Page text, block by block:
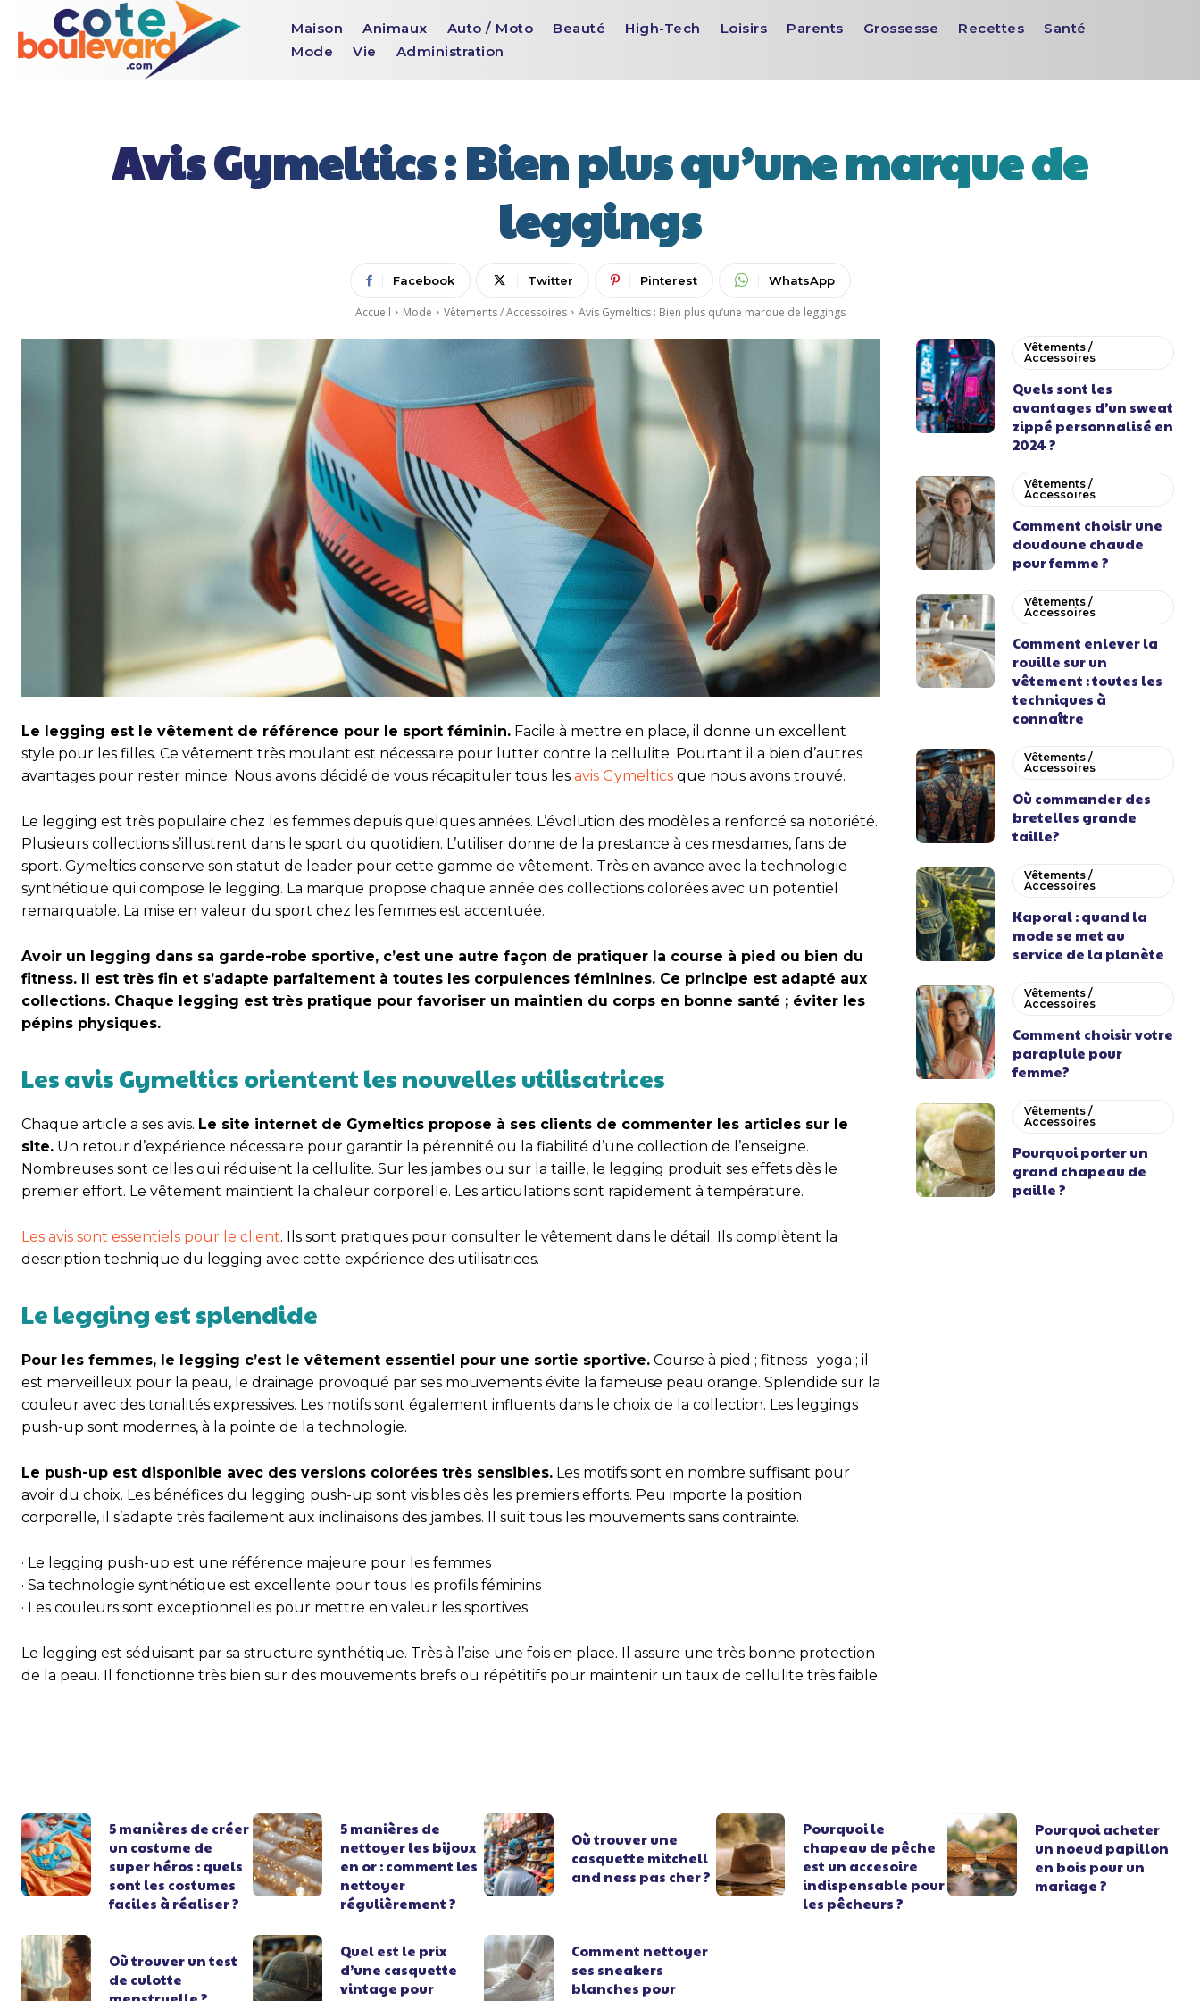
Maison Animaux Auto / Moto Beauté High-Tech Loisirs Parents Grossesse Recettes
Santé
Mode
Vie Administration
Avis Gymeltics : Bien plus qu’une marque de
leggings
Facebook Twitter Pinterest WhatsApp
Accueil Mode Vêtements / Accessoires Avis Gymeltics : Bien plus qu’une marque de leggings
Le legging est le vêtement de référence pour le sport féminin. Facile à mettre en place, il donne un excellent
style pour les filles. Ce vêtement très moulant est nécessaire pour lutter contre la cellulite. Pourtant il a bien d’autres
avantages pour rester mince. Nous avons décidé de vous récapituler tous les avis Gymeltics que nous avons trouvé.
Le legging est très populaire chez les femmes depuis quelques années. L’évolution des modèles a renforcé sa notoriété.
Plusieurs collections s’illustrent dans le sport du quotidien. L’utiliser donne de la prestance à ces mesdames, fans de
sport. Gymeltics conserve son statut de leader pour cette gamme de vêtement. Très en avance avec la technologie
synthétique qui compose le legging. La marque propose chaque année des collections colorées avec un potentiel
remarquable. La mise en valeur du sport chez les femmes est accentuée.
Avoir un legging dans sa garde-robe sportive, c’est une autre façon de pratiquer la course à pied ou bien du
fitness. Il est très fin et s’adapte parfaitement à toutes les corpulences féminines. Ce principe est adapté aux
collections. Chaque legging est très pratique pour favoriser un maintien du corps en bonne santé ; éviter les
pépins physiques.
Les avis Gymeltics orientent les nouvelles utilisatrices
Chaque article a ses avis. Le site internet de Gymeltics propose à ses clients de commenter les articles sur le
site. Un retour d’expérience nécessaire pour garantir la pérennité ou la fiabilité d’une collection de l’enseigne.
Nombreuses sont celles qui réduisent la cellulite. Sur les jambes ou sur la taille, le legging produit ses effets dès le
premier effort. Le vêtement maintient la chaleur corporelle. Les articulations sont rapidement à température.
Les avis sont essentiels pour le client. Ils sont pratiques pour consulter le vêtement dans le détail. Ils complètent la
description technique du legging avec cette expérience des utilisatrices.
Le legging est splendide
Pour les femmes, le legging c’est le vêtement essentiel pour une sortie sportive. Course à pied ; fitness ; yoga ; il
est merveilleux pour la peau, le drainage provoqué par ses mouvements évite la fameuse peau orange. Splendide sur la
couleur avec des tonalités expressives. Les motifs sont également influents dans le choix de la collection. Les leggings
push-up sont modernes, à la pointe de la technologie.
Le push-up est disponible avec des versions colorées très sensibles. Les motifs sont en nombre suffisant pour
avoir du choix. Les bénéfices du legging push-up sont visibles dès les premiers efforts. Peu importe la position
corporelle, il s’adapte très facilement aux inclinaisons des jambes. Il suit tous les mouvements sans contrainte.
· Le legging push-up est une référence majeure pour les femmes
· Sa technologie synthétique est excellente pour tous les profils féminins
· Les couleurs sont exceptionnelles pour mettre en valeur les sportives
Le legging est séduisant par sa structure synthétique. Très à l’aise une fois en place. Il assure une très bonne protection
de la peau. Il fonctionne très bien sur des mouvements brefs ou répétitifs pour maintenir un taux de cellulite très faible.
Vêtements /
Accessoires
Quels sont les
avantages d’un sweat
zippé personnalisé en
2024 ?
Vêtements /
Accessoires
Comment choisir une
doudoune chaude
pour femme ?
Vêtements /
Accessoires
Comment enlever la
rouille sur un
vêtement : toutes les
techniques à
connaître
Vêtements /
Accessoires
Où commander des
bretelles grande
taille?
Vêtements /
Accessoires
Kaporal : quand la
mode se met au
service de la planète
Vêtements /
Accessoires
Comment choisir votre
parapluie pour
femme?
Vêtements /
Accessoires
Pourquoi porter un
grand chapeau de
paille ?
5 manières de créer
un costume de
super héros : quels
sont les costumes
faciles à réaliser ?
5 manières de
nettoyer les bijoux
en or : comment les
nettoyer
régulièrement ?
Où trouver une
casquette mitchell
and ness pas cher ?
Pourquoi le
chapeau de pêche
est un accesoire
indispensable pour
les pêcheurs ?
Pourquoi acheter
un noeud papillon
en bois pour un
mariage ?
Où trouver un test
de culotte
Quel est le prix
d’une casquette
vintage pour
Comment nettoyer
ses sneakers
blanches pour